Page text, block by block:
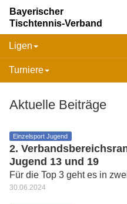
Bayerischer
Tischtennis-Verband
Ligen
Turniere
Aktuelle Beiträge
Einzelsport Jugend
2.
Jugend 13 und 19
Für die Top 3 geht es in
30.06.2024